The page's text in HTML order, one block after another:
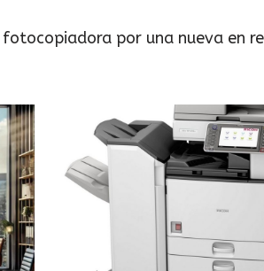
por una nueva en